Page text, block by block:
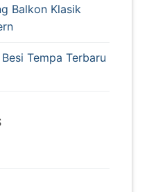
Balkon Klasik
Tempa Terbaru